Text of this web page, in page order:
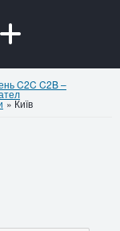
C2C C2B –
»Київ